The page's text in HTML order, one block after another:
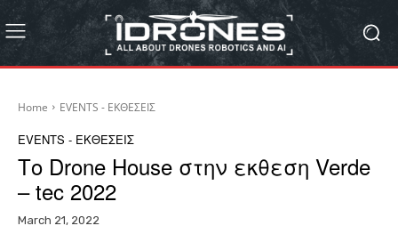
Home EVENTS - ΕΚΘΕΣΕΙΣ
EVENTS - ΕΚΘΕΣΕΙΣ
Το Drone House στην εκθεση Verde
– tec 2022
March 21, 2022